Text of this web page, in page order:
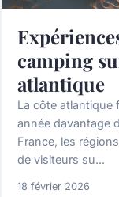
camping
atlantique
La côte atlantique
année davantage
France, les
de visiteurs su...
18 février 2026